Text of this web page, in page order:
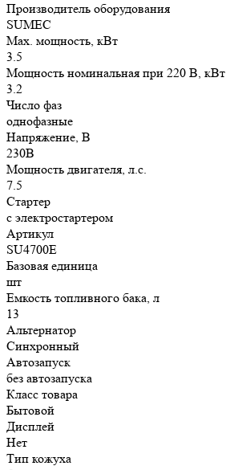
Производитель оборудования
SUMEC
Max. мощность, кВт
3.5
Мощность номинальная при 220 В, кВт
3.2
Число фаз
однофазные
Напряжение, В
230В
Мощность двигателя, л.с.
7.5
Стартер
с электростартером
Артикул
SU4700E
Базовая единица
шт
Емкость топливного бака, л
13
Альтернатор
Синхронный
Автозапуск
без автозапуска
Класс товара
Бытовой
Дисплей
Нет
Тип кожуха